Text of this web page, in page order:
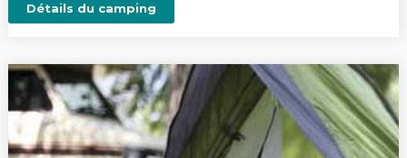
Détails du camping